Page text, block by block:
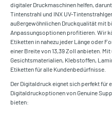
digitaler Druckmaschinen helfen,
Tintenstrahl und INX UV-
außergewöhnlichen Druckqualität mit
Anpassungsoptionen profitieren. Wir
Etiketten in nahezu jeder Länge oder
einer Breite von 13,39 Zoll anbieten.
Gesichtsmaterialien, Klebstoffen,
Etiketten für alle Kundenbedürfnisse.
Der Digitaldruck eignet sich perfekt für
Digitaldruckoptionen von Genuine
bieten: